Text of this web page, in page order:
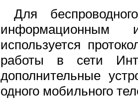
Для
информационным
используется
работы в сети
дополнительные
одного мобильного